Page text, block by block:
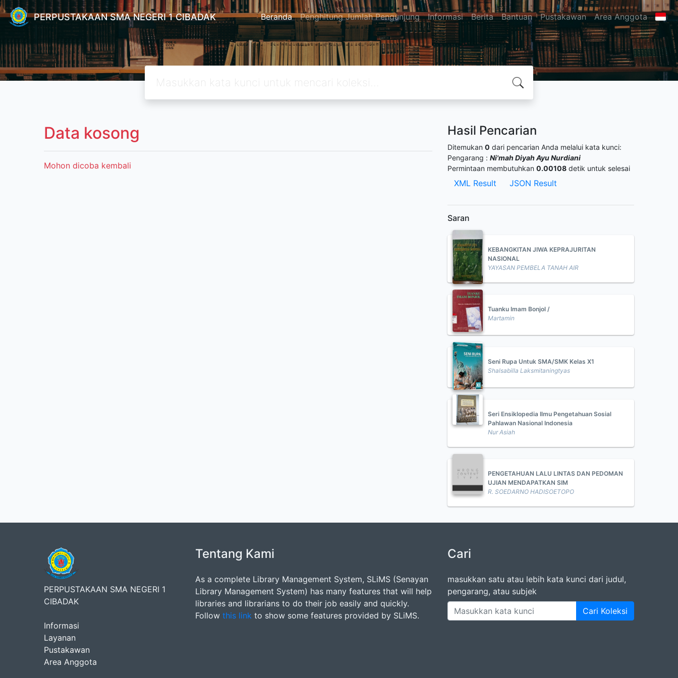
PERPUSTAKAAN SMA NEGERI 1 CIBADAK Beranda Penghitung Jumlah Pengunjung Informasi Berita Bantuan Pustakawan Area Anggota
Data kosong
Mohon dicoba kembali
Hasil Pencarian
Ditemukan 0 dari pencarian Anda melalui kata kunci:
Pengarang : Ni'mah Diyah Ayu Nurdiani
Permintaan membutuhkan 0.00108 detik untuk selesai
XML Result JSON Result
Saran
KEBANGKITAN JIWA KEPRAJURITAN
NASIONAL
YAYASAN PEMBELA TANAH AIR
Tuanku Imam Bonjol /
Martamin
Seni Rupa Untuk SMA/SMK Kelas X1
Shalsabilla Laksmitaningtyas
Seri Ensiklopedia Ilmu Pengetahuan Sosial
Pahlawan Nasional Indonesia
Nur Asiah
PENGETAHUAN LALU LINTAS DAN PEDOMAN
UJIAN MENDAPATKAN SIM
R. SOEDARNO HADISOETOPO
PERPUSTAKAAN SMA NEGERI 1
CIBADAK
Informasi
Layanan
Pustakawan
Area Anggota
Tentang Kami
As a complete Library Management System, SLiMS (Senayan
Library Management System) has many features that will help
libraries and librarians to do their job easily and quickly.
Follow this link to show some features provided by SLiMS.
Cari
masukkan satu atau lebih kata kunci dari judul,
pengarang, atau subjek
Cari Koleksi